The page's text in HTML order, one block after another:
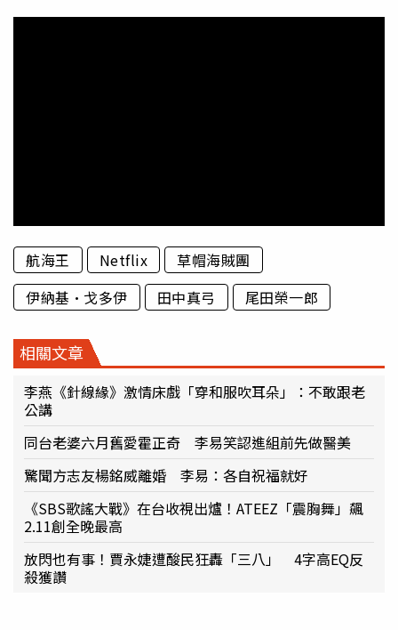
航海王 Netflix
草帽海賊團
伊納基·戈多伊
田中真弓 尾田榮一郎
相關文章
李燕《針線緣》激情床戲「穿和服吹耳朵」：不敢跟老
公講
同台老婆六月舊愛霍正奇 李易笑認進組前先做醫美
驚聞方志友楊銘威離婚 李易：各自祝福就好
《SBS歌謠大戰》在台收視出爐！ATEEZ「震胸舞」飆
2.11創全晚最高
放閃也有事！賈永婕遭酸民狂轟「三八」 4字高EQ反
殺獲讚